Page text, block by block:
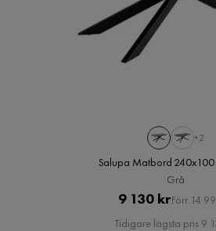
+2
Salupa Matbord 240x100
Grå
Pris
9 130 krOriginal
Pris
Förr 14
Tidigare lägsta pris 9